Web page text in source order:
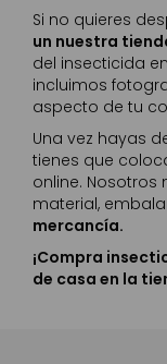
Si no quieres
un nuestra
del insecticida
incluimos
aspecto de tu
Una vez hayas
tienes que
online.
material,
mercancía.
¡Compra
de casa en la